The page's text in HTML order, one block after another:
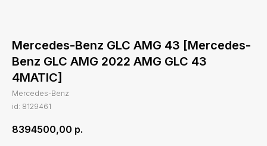
Mercedes-Benz GLC AMG 43 [Mercedes-
Benz GLC AMG 2022 AMG GLC 43
4MATIC]
Mercedes-Benz
id: 8129461
8394500,00 р.